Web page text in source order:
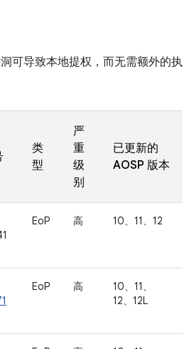
可导致本地提权，而无需额外的执
类
型
严
重
级
别
已更新的
AOSP 版本
EoP 高 10、11、12
EoP 高
10、11、
12、12L